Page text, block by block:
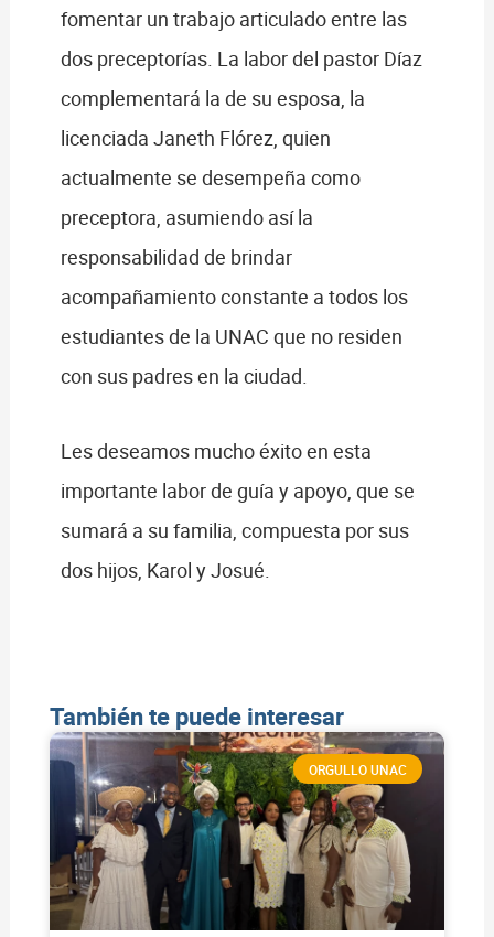
fomentar un trabajo articulado entre las
dos preceptorías. La labor del pastor Díaz
complementará la de su esposa, la
licenciada Janeth Flórez, quien
actualmente se desempeña como
preceptora, asumiendo así la
responsabilidad de brindar
acompañamiento constante a todos los
estudiantes de la UNAC que no residen
con sus padres en la ciudad.
Les deseamos mucho éxito en esta
importante labor de guía y apoyo, que se
sumará a su familia, compuesta por sus
dos hijos, Karol y Josué.
También te puede interesar
ORGULLO UNAC